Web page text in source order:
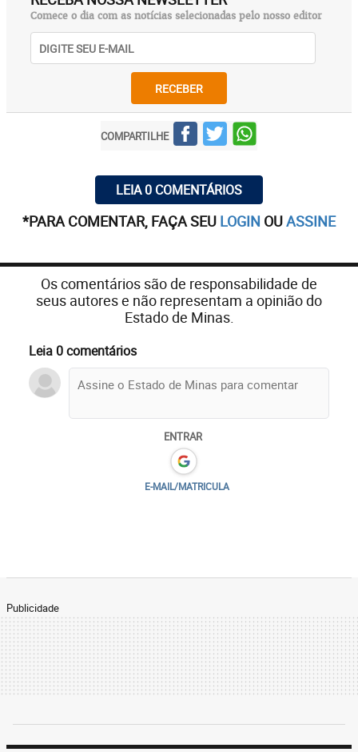
Comece o dia com as notícias selecionadas pelo nosso editor
RECEBER
COMPARTILHE
LEIA 0 COMENTÁRIOS
*PARA COMENTAR, FAÇA SEU LOGIN OUASSINE
Os comentários são de responsabilidade de
seus autores e não representam a opinião do
Estado de Minas.
Leia 0 comentários
ENTRAR
E-MAIL/MATRICULA
Publicidade